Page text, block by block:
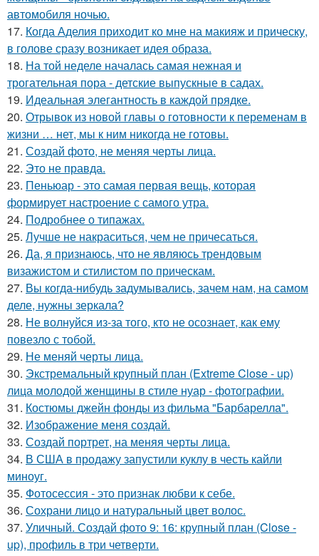
автомобиля ночью.
17. Когда Аделия приходит ко мне на макияж и прическу,
в голове сразу возникает идея образа.
18. На той неделе началась самая нежная и
трогательная пора - детские выпускные в садах.
19. Идеальная элегантность в каждой прядке.
20. Отрывок из новой главы о готовности к переменам в
жизни … нет, мы к ним никогда не готовы.
21. Создай фото, не меняя черты лица.
22. Это не правда.
23. Пеньюар - это самая первая вещь, которая
формирует настроение с самого утра.
24. Подробнее о типажах.
25. Лучше не накраситься, чем не причесаться.
26. Да, я признаюсь, что не являюсь трендовым
визажистом и стилистом по прическам.
27. Вы когда-нибудь задумывались, зачем нам, на самом
деле, нужны зеркала?
28. Не волнуйся из-за того, кто не осознает, как ему
повезло с тобой.
29. Не меняй черты лица.
30. Экстремальный крупный план (Extreme Close - up)
лица молодой женщины в стиле нуар - фотографии.
31. Костюмы джейн фонды из фильма "Барбарелла".
32. Изображение меня создай.
33. Создай портрет, на меняя черты лица.
34. В США в продажу запустили куклу в честь кайли
миноуг.
35. Фотосессия - это признак любви к себе.
36. Сохрани лицо и натуральный цвет волос.
37. Уличный. Создай фото 9: 16: крупный план (Close -
up), профиль в три четверти.